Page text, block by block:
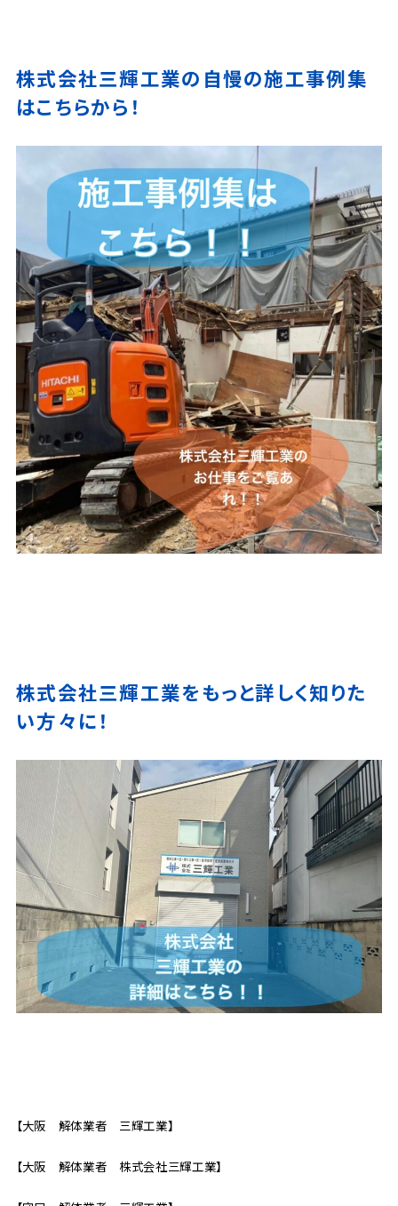
株式会社三輝工業の自慢の施工事例集
はこちらから！
株式会社三輝工業をもっと詳しく知りた
い方々に！
【大阪 解体業者 三輝工業】
【大阪 解体業者 株式会社三輝工業】